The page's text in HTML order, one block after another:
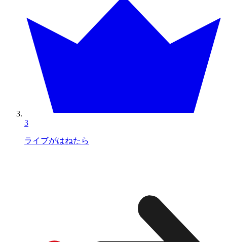
3
ライブがはねたら